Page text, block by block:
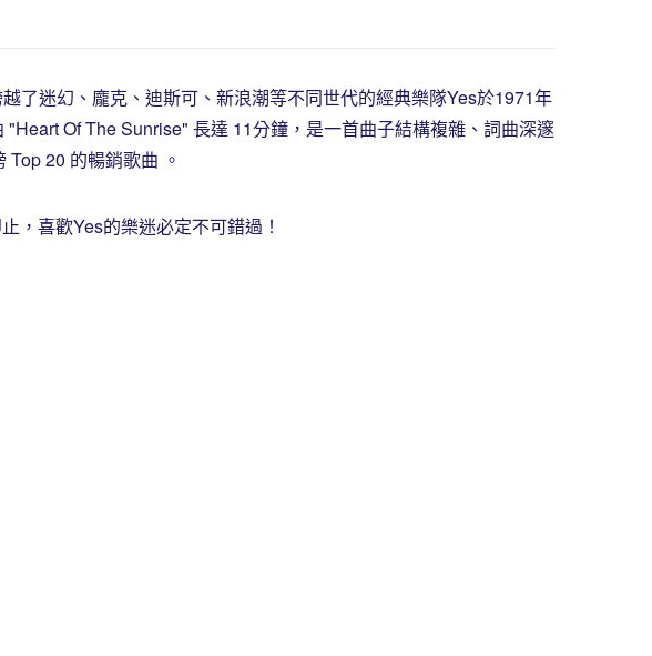
了迷幻、龐克、迪斯可、新浪潮等不同世代的經典樂隊Yes於1971年
Of The Sunrise" 長達 11分鐘，是一首曲子結構複雜、詞曲深邃
20 的暢銷歌曲 。
，喜歡Yes的樂迷必定不可錯過！